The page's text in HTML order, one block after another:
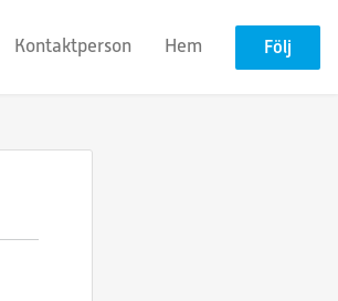
Kontaktperson Hem Följ